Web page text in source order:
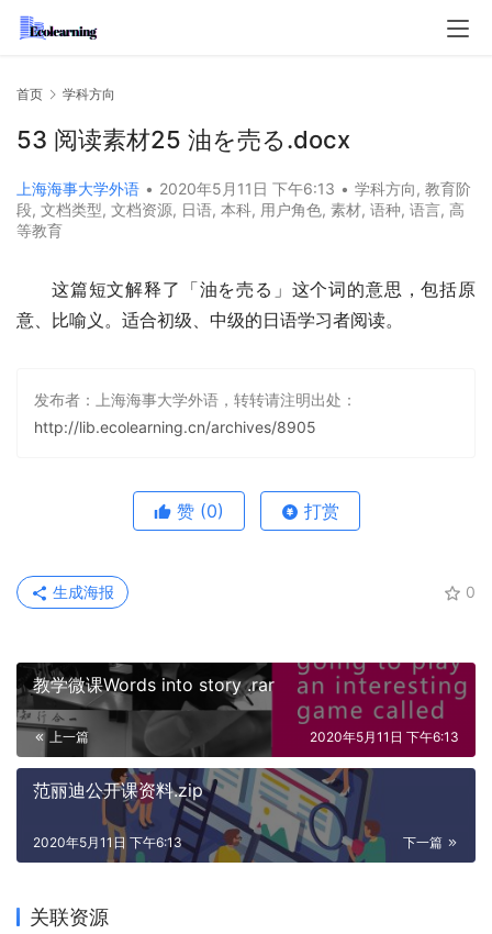
首页 学科方向
53 阅读素材25 油を売る.docx
上海海事大学外语 • 2020年5月11日 下午6:13 • 学科方向, 教育阶
段, 文档类型, 文档资源, 日语, 本科, 用户角色, 素材, 语种, 语言, 高
等教育
这篇短文解释了「油を売る」这个词的意思，包括原
意、比喻义。适合初级、中级的日语学习者阅读。
发布者：上海海事大学外语，转转请注明出处：
http://lib.ecolearning.cn/archives/8905
赞 (0) 打赏
0
生成海报
教学微课Words into story .rar
上一篇 2020年5月11日 下午6:13
范丽迪公开课资料.zip
下一篇
2020年5月11日 下午6:13
关联资源